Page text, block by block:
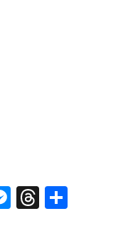
Messenger
Threads